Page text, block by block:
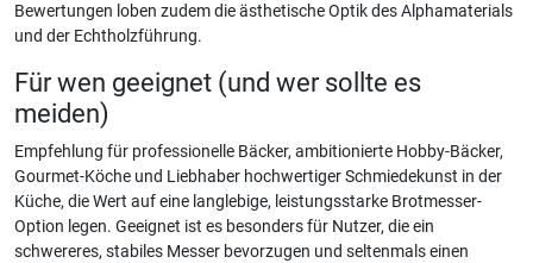
Bewertungen loben zudem die ästhetische Optik des Alphamaterials
und der Echtholzführung.
Für wen geeignet (und wer sollte es
meiden)
Empfehlung für professionelle Bäcker, ambitionierte Hobby-Bäcker,
Gourmet-Köche und Liebhaber hochwertiger Schmiedekunst in der
Küche, die Wert auf eine langlebige, leistungsstarke Brotmesser-
Option legen. Geeignet ist es besonders für Nutzer, die ein
schwereres, stabiles Messer bevorzugen und seltenmals einen